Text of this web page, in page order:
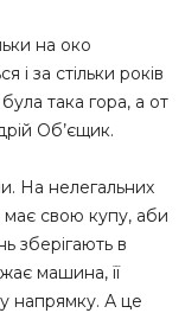
на око
і за стільки років
така гора, а от
Об’єщик.
На нелегальних
свою купу, аби
зберігають в
машина, її
напрямку. А це